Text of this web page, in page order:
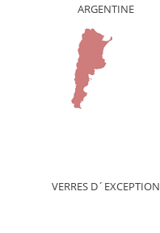
ARGENTINE
VERRES D´EXCEPTION